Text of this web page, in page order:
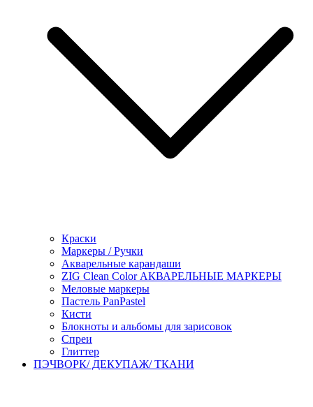
Краски
Маркеры / Ручки
Акварельные карандаши
ZIG Clean Color АКВАРЕЛЬНЫЕ МАРКЕРЫ
Меловые маркеры
Пастель PanPastel
Кисти
Блокноты и альбомы для зарисовок
Спреи
Глиттер
ПЭЧВОРК/ ДЕКУПАЖ/ ТКАНИ